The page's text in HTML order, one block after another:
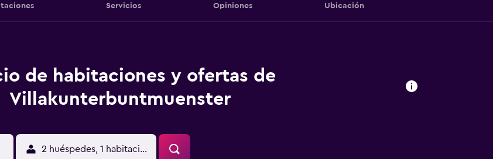
Servicios Opiniones Ubicación
de habitaciones y ofertas de
Villakunterbuntmuenster
2 huéspedes, 1 habitación